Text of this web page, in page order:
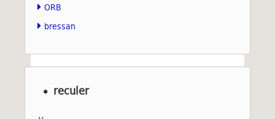
ORB
bressan
reculer